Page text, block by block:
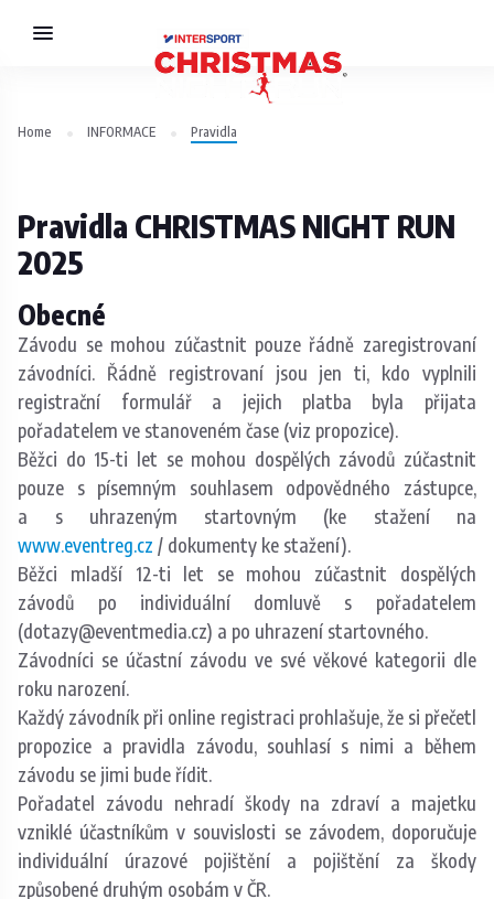
Home INFORMACE Pravidla
Pravidla CHRISTMAS NIGHT RUN
2025
Obecné
Závodu se mohou zúčastnit pouze řádně zaregistrovaní
závodníci. Řádně registrovaní jsou jen ti, kdo vyplnili
registrační formulář a jejich platba byla přijata
pořadatelem ve stanoveném čase (viz propozice).
Běžci do 15-ti let se mohou dospělých závodů zúčastnit
pouze s písemným souhlasem odpovědného zástupce,
a s uhrazeným startovným (ke stažení na
www.eventreg.cz / dokumenty ke stažení).
Běžci mladší 12-ti let se mohou zúčastnit dospělých
závodů po individuální domluvě s pořadatelem
(dotazy@eventmedia.cz) a po uhrazení startovného.
Závodníci se účastní závodu ve své věkové kategorii dle
roku narození.
Každý závodník při online registraci prohlašuje, že si přečetl
propozice a pravidla závodu, souhlasí s nimi a během
závodu se jimi bude řídit.
Pořadatel závodu nehradí škody na zdraví a majetku
vzniklé účastníkům v souvislosti se závodem, doporučuje
individuální úrazové pojištění a pojištění za škody
způsobené druhým osobám v ČR.